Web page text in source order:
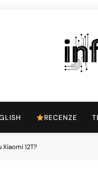
RECENZE
12T?